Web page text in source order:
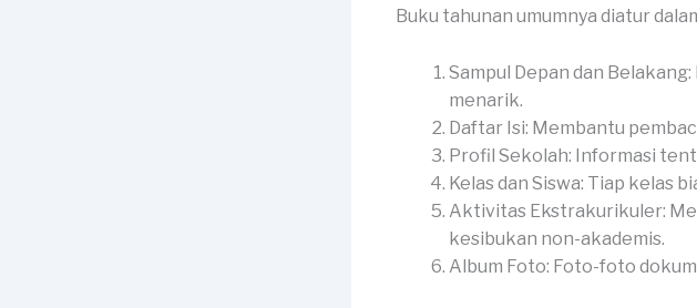
Buku tahunan umumnya diatur
Sampul Depan dan
menarik.
Daftar Isi: Membantu
Profil Sekolah: Informasi
Kelas dan Siswa: Tiap kelas
Aktivitas Ekstrakurikuler:
kesibukan non-akademis.
Album Foto: Foto-foto